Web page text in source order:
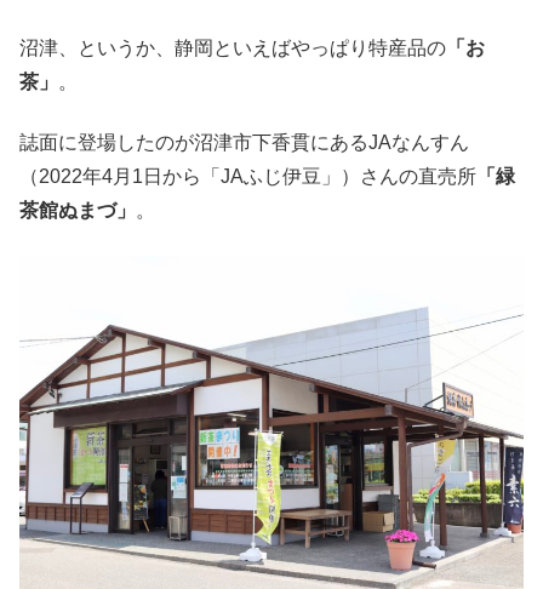
沼津、というか、静岡といえばやっぱり特産品の 「お
茶」
。
誌面に登場したのが沼津市下香貫にあるJAなんすん
（2022年4月1日から「JAふじ伊豆」）さんの直売所 「緑
茶館ぬまづ」
。